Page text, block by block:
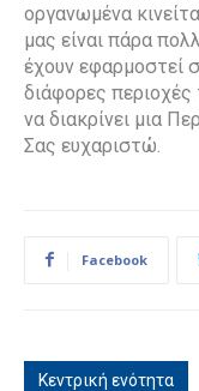
οργανωμένα
μας είναι πάρα
έχουν εφαρμοστεί
διάφορες
να διακρίνει μια
Σας ευχαριστώ.
Facebook
Κεντρική ενότητα